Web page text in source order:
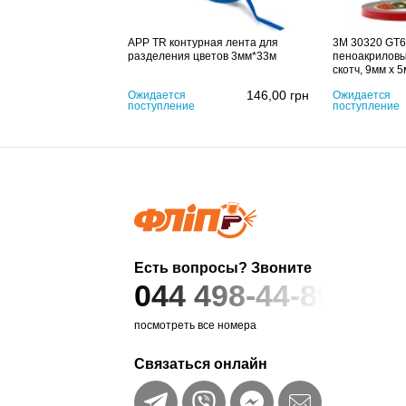
APP TR контурная лента для
разделения цветов 3мм*33м
Ожидается
поступление
146,00 грн
3M 30320
скотч, 9мм х
Ожидается
поступление
Есть вопросы? Звоните
044 498-44-89
посмотреть все номера
Связаться онлайн